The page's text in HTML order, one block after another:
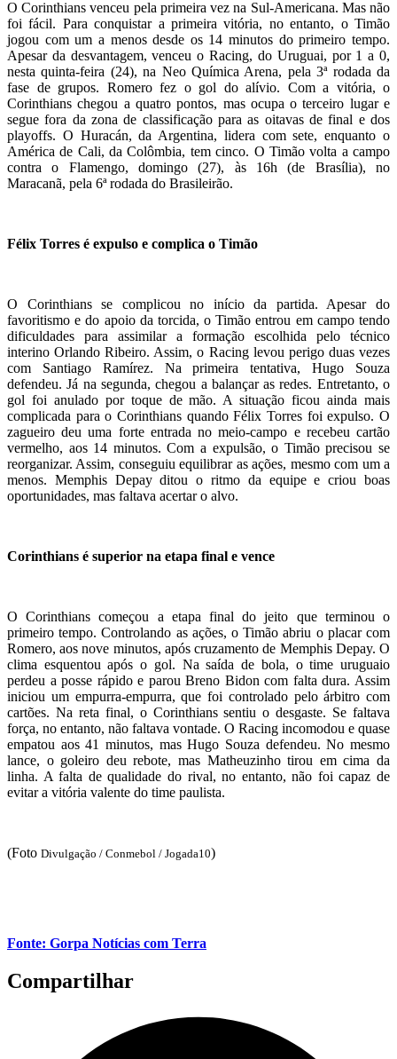
O Corinthians venceu pela primeira vez na Sul-Americana. Mas não
foi fácil. Para conquistar a primeira vitória, no entanto, o Timão
jogou com um a menos desde os 14 minutos do primeiro tempo.
Apesar da desvantagem, venceu o Racing, do Uruguai, por 1 a 0,
nesta quinta-feira (24), na Neo Química Arena, pela 3ª rodada da
fase de grupos. Romero fez o gol do alívio. Com a vitória, o
Corinthians chegou a quatro pontos, mas ocupa o terceiro lugar e
segue fora da zona de classificação para as oitavas de final e dos
playoffs. O Huracán, da Argentina, lidera com sete, enquanto o
América de Cali, da Colômbia, tem cinco. O Timão volta a campo
contra o Flamengo, domingo (27), às 16h (de Brasília), no
Maracanã, pela 6ª rodada do Brasileirão.
Félix Torres é expulso e complica o Timão
O Corinthians se complicou no início da partida. Apesar do
favoritismo e do apoio da torcida, o Timão entrou em campo tendo
dificuldades para assimilar a formação escolhida pelo técnico
interino Orlando Ribeiro. Assim, o Racing levou perigo duas vezes
com Santiago Ramírez. Na primeira tentativa, Hugo Souza
defendeu. Já na segunda, chegou a balançar as redes. Entretanto, o
gol foi anulado por toque de mão. A situação ficou ainda mais
complicada para o Corinthians quando Félix Torres foi expulso. O
zagueiro deu uma forte entrada no meio-campo e recebeu cartão
vermelho, aos 14 minutos. Com a expulsão, o Timão precisou se
reorganizar. Assim, conseguiu equilibrar as ações, mesmo com um a
menos. Memphis Depay ditou o ritmo da equipe e criou boas
oportunidades, mas faltava acertar o alvo.
Corinthians é superior na etapa final e vence
O Corinthians começou a etapa final do jeito que terminou o
primeiro tempo. Controlando as ações, o Timão abriu o placar com
Romero, aos nove minutos, após cruzamento de Memphis Depay. O
clima esquentou após o gol. Na saída de bola, o time uruguaio
perdeu a posse rápido e parou Breno Bidon com falta dura. Assim
iniciou um empurra-empurra, que foi controlado pelo árbitro com
cartões. Na reta final, o Corinthians sentiu o desgaste. Se faltava
força, no entanto, não faltava vontade. O Racing incomodou e quase
empatou aos 41 minutos, mas Hugo Souza defendeu. No mesmo
lance, o goleiro deu rebote, mas Matheuzinho tirou em cima da
linha. A falta de qualidade do rival, no entanto, não foi capaz de
evitar a vitória valente do time paulista.
(Foto Divulgação / Conmebol / Jogada10)
Fonte: Gorpa Notícias com Terra
Compartilhar